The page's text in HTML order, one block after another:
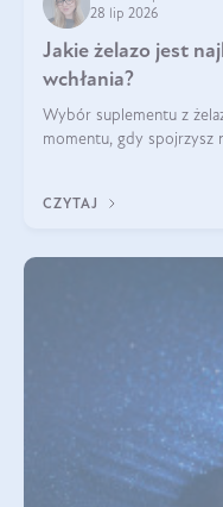
28 lip 2026
Jakie żelazo jest
wchłania?
Wybór suplementu z
momentu, gdy spojrzysz
zawierać suplement?
CZYTAJ